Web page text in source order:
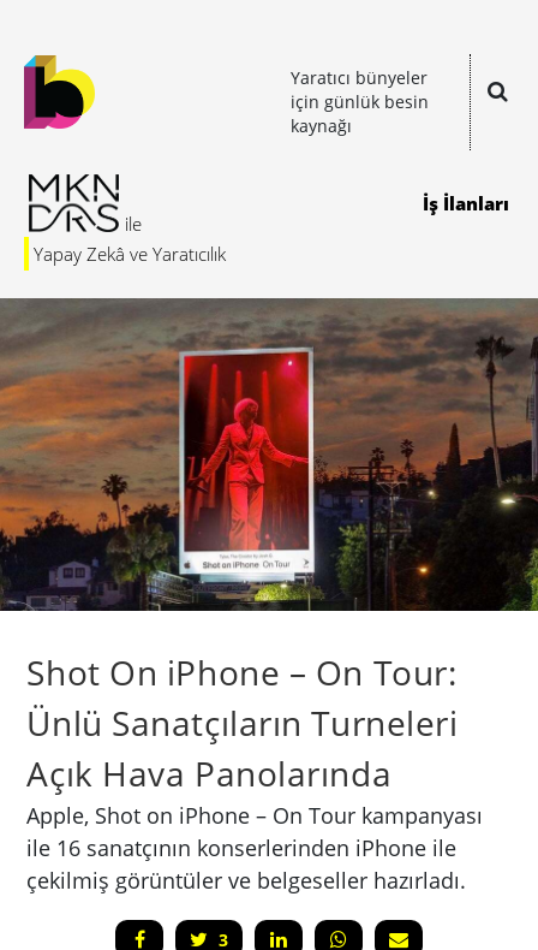
Yaratıcı bünyeler
için günlük besin
kaynağı
Yapay Zekâ ve Yaratıcılık
İş İlanları
Shot On iPhone – On Tour:
Ünlü Sanatçıların Turneleri
Açık Hava Panolarında
Apple, Shot on iPhone – On Tour kampanyası
ile 16 sanatçının konserlerinden iPhone ile
çekilmiş görüntüler ve belgeseller hazırladı.
3